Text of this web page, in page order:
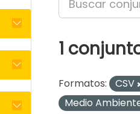
1
Formatos: CSV
Medio